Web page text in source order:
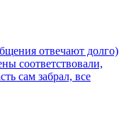
отвечают долго)
соответствовали,
сам забрал, все